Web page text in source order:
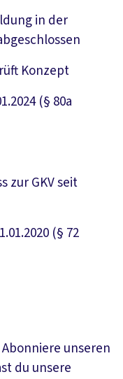
in der
Konzept
(§ 80a
zur GKV seit
(§ 72
unseren
du unsere